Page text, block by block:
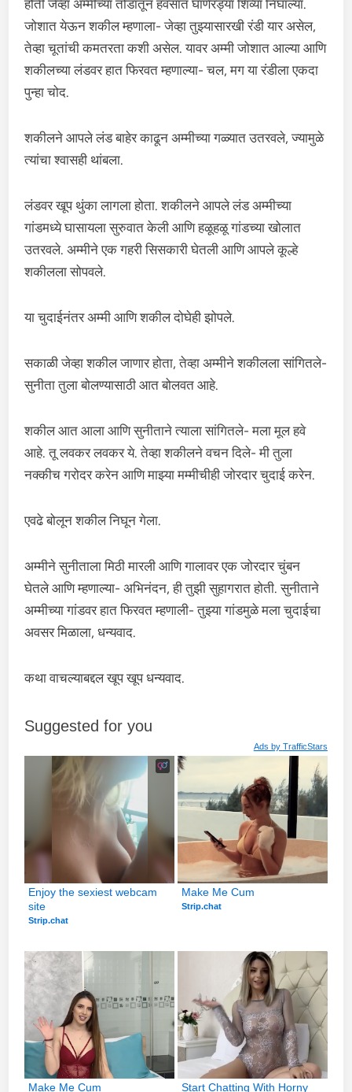
होती जेव्हा अम्मीच्या तोंडातून हवसात घाणेरड्या शिव्या निघाल्या.
जोशात येऊन शकील म्हणाला- जेव्हा तुझ्यासारखी रंडी यार असेल,
तेव्हा चूतांची कमतरता कशी असेल. यावर अम्मी जोशात आल्या आणि
शकीलच्या लंडवर हात फिरवत म्हणाल्या- चल, मग या रंडीला एकदा
पुन्हा चोद.
शकीलने आपले लंड बाहेर काढून अम्मीच्या गळ्यात उतरवले, ज्यामुळे
त्यांचा श्वासही थांबला.
लंडवर खूप थुंका लागला होता. शकीलने आपले लंड अम्मीच्या
गांडमध्ये घासायला सुरुवात केली आणि हळूहळू गांडच्या खोलात
उतरवले. अम्मीने एक गहरी सिसकारी घेतली आणि आपले कूल्हे
शकीलला सोपवले.
या चुदाईनंतर अम्मी आणि शकील दोघेही झोपले.
सकाळी जेव्हा शकील जाणार होता, तेव्हा अम्मीने शकीलला सांगितले-
सुनीता तुला बोलण्यासाठी आत बोलवत आहे.
शकील आत आला आणि सुनीताने त्याला सांगितले- मला मूल हवे
आहे. तू लवकर लवकर ये. तेव्हा शकीलने वचन दिले- मी तुला
नक्कीच गरोदर करेन आणि माझ्या मम्मीचीही जोरदार चुदाई करेन.
एवढे बोलून शकील निघून गेला.
अम्मीने सुनीताला मिठी मारली आणि गालावर एक जोरदार चुंबन
घेतले आणि म्हणाल्या- अभिनंदन, ही तुझी सुहागरात होती. सुनीताने
अम्मीच्या गांडवर हात फिरवत म्हणाली- तुझ्या गांडमुळे मला चुदाईचा
अवसर मिळाला, धन्यवाद.
कथा वाचल्याबद्दल खूप खूप धन्यवाद.
Suggested for you
Ads by TrafficStars
Enjoy the sexiest webcam
site
Strip.chat
Make Me Cum
Strip.chat
Make Me Cum Start Chatting With Horny